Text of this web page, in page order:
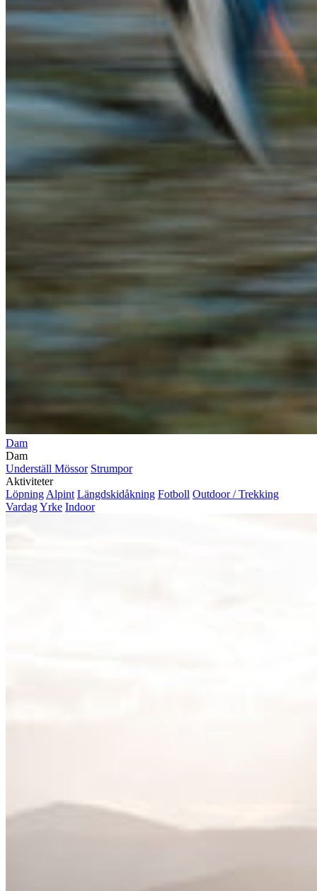
Dam
Dam
Underställ Mössor Strumpor
Aktiviteter
Löpning Alpint Längdskidåkning Fotboll Outdoor / Trekking
VardagYrke Indoor